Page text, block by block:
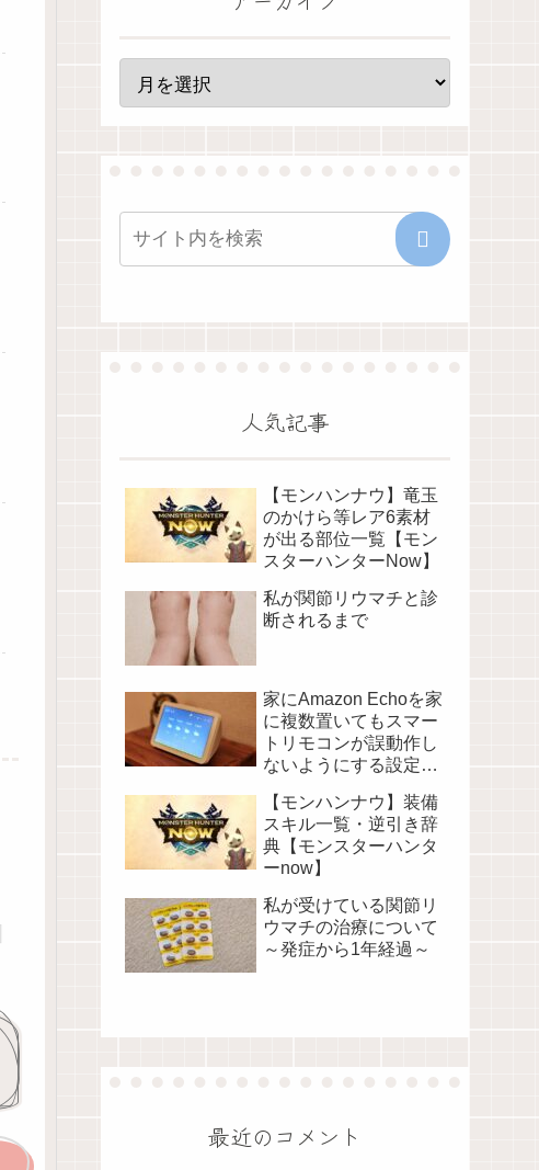
人気記事
【モンハンナウ】竜玉
のかけら等レア6素材
が出る部位一覧【モン
スターハンターNow】
私が関節リウマチと診
断されるまで
家にAmazon Echoを家
に複数置いてもスマー
トリモコンが誤動作し
ないようにする設定に
【モンハンナウ】装備
スキル一覧・逆引き辞
典【モンスターハンタ
ーnow】
私が受けている関節リ
ウマチの治療について
～発症から1年経過～
最近のコメント